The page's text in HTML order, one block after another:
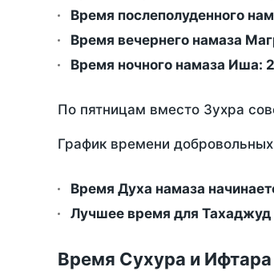
Время послеполуденного
Время вечернего намаза
Время ночного намаза Иша:
По пятницам вместо Зухра
График времени
Время Духа намаза
Лучшее время для Тахаджуд
Время Сухура и